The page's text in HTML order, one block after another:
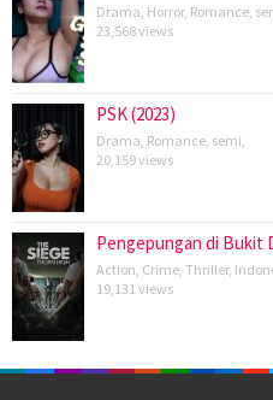
Drama Horror, Romance
23,568 views
PSK (2023)
Drama Romance semi
20,159 views
Pengepungan di Bukit
Action Crime Thriller,
19,131 views